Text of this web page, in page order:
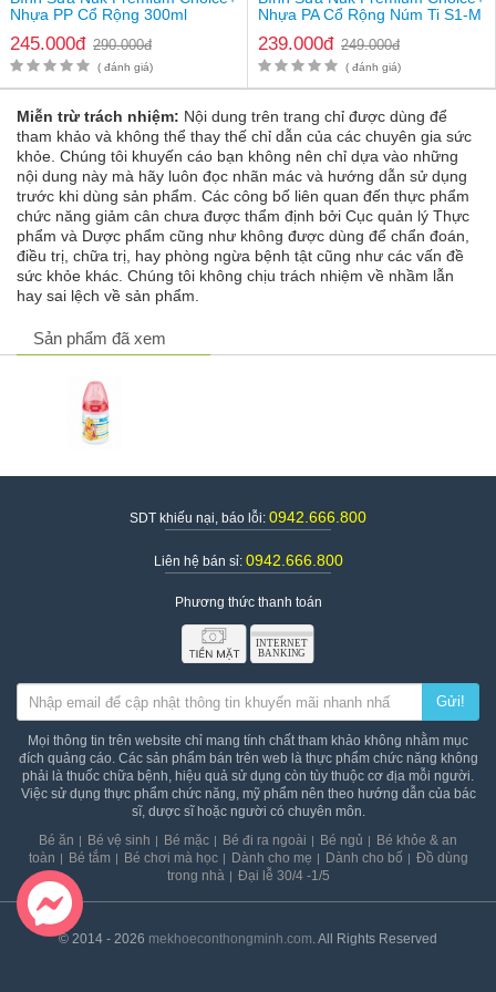
- Trước khi dùng và sau khi dùng cho bé bú, bạn nên vệ sinh bình
sữa bằng nước rửa bình Nuk (công thức enzyme tự nhiên loại bỏ
những chất cặn thừa tích lại từ sữa, hay dư lượng nước trái cây).
(không để chạm vào đáy hoặc thành nồi).
- Đối với núm ti cao su, luộc sôi trong 3-5 phút trước lần sử dụng
lần đầu. Những lần vệ sinh sau bặn hãy tiệt trùng bằng cách
nhúng qua nước sôi hoặc dùng máy tiệt trùng, không luộc/ngâm
trong nước nóng.
- Bảo quản ở nơi khô ráo, thoáng mát, thường xuyên vệ sinh chỗ
bảo quản, không để dưới ánh nắng trực tiếp hoặc nơi gần nguồn
nhiệt.
- Thay mới núm ti silicon sau 1-2 tháng sử dụng, núm ti cao su
như bóp thấy dính hoặc xuất hiện các vết nứt, rách.
Cách chọn bình sữa Nuk Premium Choice+ phù hợp
Cách chọn núm ti phù hợp với bé
Một số câu hỏi thường gặp khi các mẹ dùng bình sữa
Nuk Premium Choice+ nhựa PP cổ rộng cho bé
1. Núm ti đi kèm bình sữa Premium Choice+ có chất liệu
Nhựa PP Cổ Rộng 300ml
245.000đ 290.000đ
( đánh giá)
Nhựa PA Cổ Rộng Núm Ti S1-M
239.000đ 249.000đ
( đánh giá)
Miễn trừ trách nhiệm: Nội dung trên trang chỉ được dùng để
tham khảo và không thể thay thế chỉ dẫn của các chuyên gia sức
khỏe. Chúng tôi khuyến cáo bạn không nên chỉ dựa vào những
nội dung này mà hãy luôn đọc nhãn mác và hướng dẫn sử dụng
trước khi dùng sản phẩm. Các công bố liên quan đến thực phẩm
chức năng giảm cân chưa được thẩm định bởi Cục quản lý Thực
phẩm và Dược phẩm cũng như không được dùng để chẩn đoán,
điều trị, chữa trị, hay phòng ngừa bệnh tật cũng như các vấn đề
sức khỏe khác. Chúng tôi không chịu trách nhiệm về nhầm lẫn
hay sai lệch về sản phẩm.
Sản phẩm đã xem
SDT khiếu nại, báo lỗi: 0942.666.800
Liên hệ bán sỉ: 0942.666.800
Phương thức thanh toán
Gửi!
Mọi thông tin trên website chỉ mang tính chất tham khảo không nhằm mục
đích quảng cáo. Các sản phẩm bán trên web là thực phẩm chức năng không
phải là thuốc chữa bệnh, hiệu quả sử dụng còn tùy thuộc cơ địa mỗi người.
Việc sử dụng thực phẩm chức năng, mỹ phẩm nên theo hướng dẫn của bác
sĩ, dược sĩ hoặc người có chuyên môn.
Bé ăn
Bé vệ sinh Bé mặc Bé đi ra ngoài Bé ngủ
Bé khỏe & an
toàn
Bé tắm Bé chơi mà học Dành cho mẹ Dành cho bố
Đồ dùng
trong nhà
Đại lễ 30/4 -1/5
© 2014 - 2026 mekhoeconthongminh.com. All Rights Reserved